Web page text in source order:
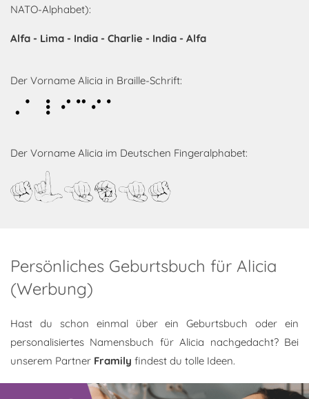
NATO-Alphabet):
Alfa - Lima - India - Charlie - India - Alfa
Der Vorname Alicia in Braille-Schrift:
Alicia
Der Vorname Alicia im Deutschen Fingeralphabet:
Alicia
Persönliches Geburtsbuch für Alicia
(Werbung)
Hast du schon einmal über ein Geburtsbuch oder ein
personalisiertes Namensbuch für Alicia nachgedacht? Bei
unserem Partner Framily findest du tolle Ideen.